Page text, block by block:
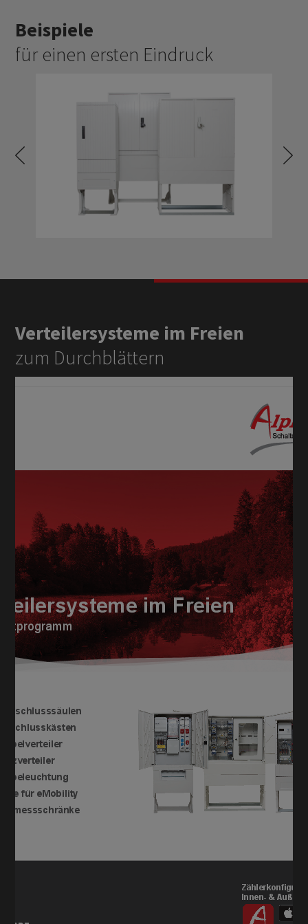
Beispiele
für einen ersten Eindruck
Verteilersysteme im Freien
zum Durchblättern